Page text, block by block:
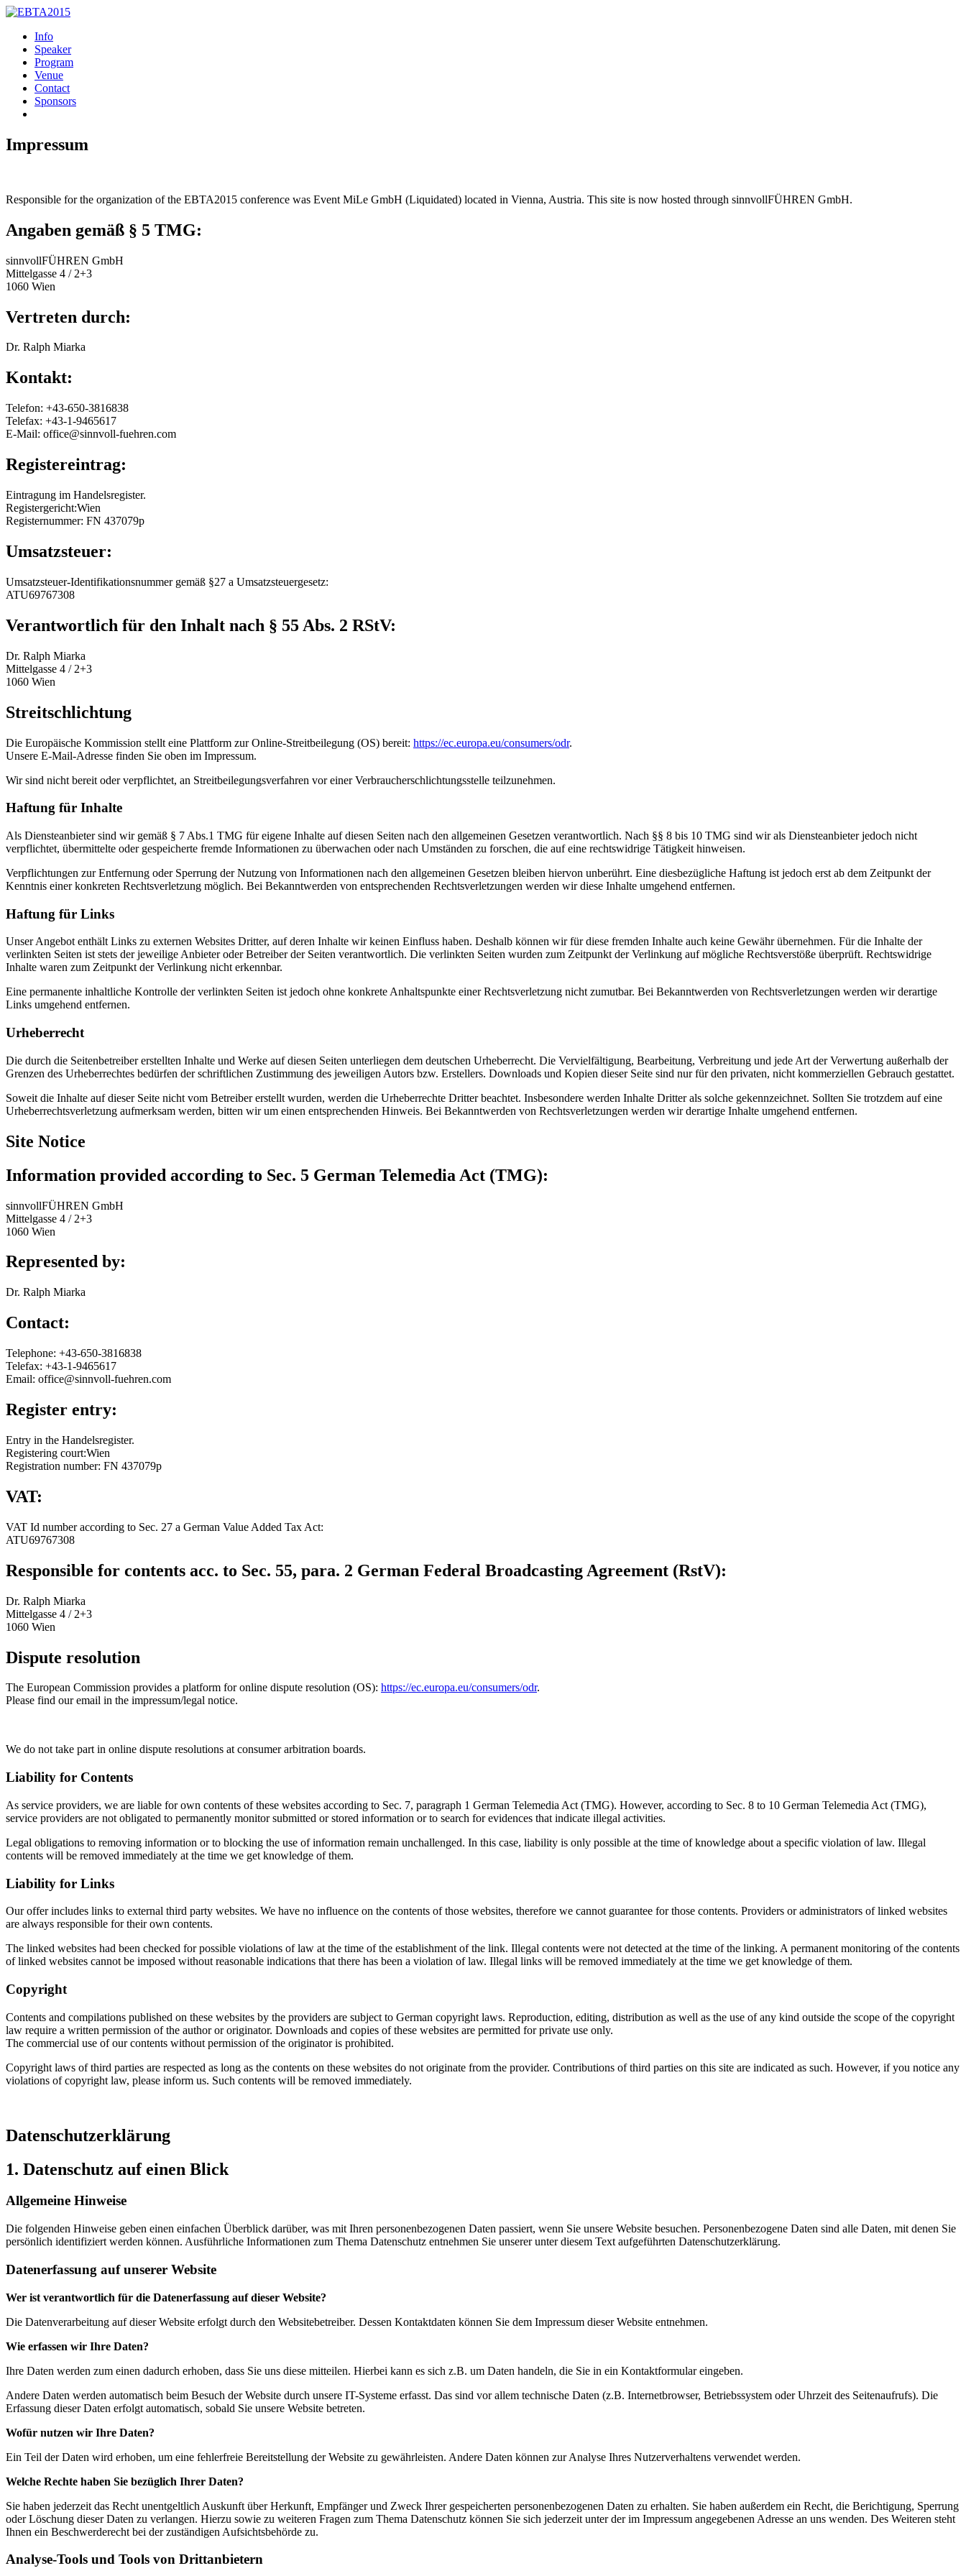
Info
Speaker
Program
Venue
Contact
Sponsors
Impressum
Responsible for the organization of the EBTA2015 conference was Event MiLe GmbH (Liquidated) located in Vienna, Austria. This site is now hosted through sinnvollFÜHREN GmbH.
Angaben gemäß § 5 TMG:
sinnvollFÜHREN GmbH
Mittelgasse 4 / 2+3
1060 Wien
Vertreten durch:
Dr. Ralph Miarka
Kontakt:
Telefon: +43-650-3816838
Telefax: +43-1-9465617
E-Mail: office@sinnvoll-fuehren.com
Registereintrag:
Eintragung im Handelsregister.
Registergericht:Wien
Registernummer: FN 437079p
Umsatzsteuer:
Umsatzsteuer-Identifikationsnummer gemäß §27 a Umsatzsteuergesetz:
ATU69767308
Verantwortlich für den Inhalt nach § 55 Abs. 2 RStV:
Dr. Ralph Miarka
Mittelgasse 4 / 2+3
1060 Wien
Streitschlichtung
Die Europäische Kommission stellt eine Plattform zur Online-Streitbeilegung (OS) bereit: https://ec.europa.eu/consumers/odr.
Unsere E-Mail-Adresse finden Sie oben im Impressum.
Wir sind nicht bereit oder verpflichtet, an Streitbeilegungsverfahren vor einer Verbraucherschlichtungsstelle teilzunehmen.
Haftung für Inhalte
Als Diensteanbieter sind wir gemäß § 7 Abs.1 TMG für eigene Inhalte auf diesen Seiten nach den allgemeinen Gesetzen verantwortlich. Nach §§ 8 bis 10 TMG sind wir als Diensteanbieter jedoch nicht
verpflichtet, übermittelte oder gespeicherte fremde Informationen zu überwachen oder nach Umständen zu forschen, die auf eine rechtswidrige Tätigkeit hinweisen.
Verpflichtungen zur Entfernung oder Sperrung der Nutzung von Informationen nach den allgemeinen Gesetzen bleiben hiervon unberührt. Eine diesbezügliche Haftung ist jedoch erst ab dem Zeitpunkt der
Kenntnis einer konkreten Rechtsverletzung möglich. Bei Bekanntwerden von entsprechenden Rechtsverletzungen werden wir diese Inhalte umgehend entfernen.
Haftung für Links
Unser Angebot enthält Links zu externen Websites Dritter, auf deren Inhalte wir keinen Einfluss haben. Deshalb können wir für diese fremden Inhalte auch keine Gewähr übernehmen. Für die Inhalte der
verlinkten Seiten ist stets der jeweilige Anbieter oder Betreiber der Seiten verantwortlich. Die verlinkten Seiten wurden zum Zeitpunkt der Verlinkung auf mögliche Rechtsverstöße überprüft. Rechtswidrige
Inhalte waren zum Zeitpunkt der Verlinkung nicht erkennbar.
Eine permanente inhaltliche Kontrolle der verlinkten Seiten ist jedoch ohne konkrete Anhaltspunkte einer Rechtsverletzung nicht zumutbar. Bei Bekanntwerden von Rechtsverletzungen werden wir derartige
Links umgehend entfernen.
Urheberrecht
Die durch die Seitenbetreiber erstellten Inhalte und Werke auf diesen Seiten unterliegen dem deutschen Urheberrecht. Die Vervielfältigung, Bearbeitung, Verbreitung und jede Art der Verwertung außerhalb der
Grenzen des Urheberrechtes bedürfen der schriftlichen Zustimmung des jeweiligen Autors bzw. Erstellers. Downloads und Kopien dieser Seite sind nur für den privaten, nicht kommerziellen Gebrauch gestattet.
Soweit die Inhalte auf dieser Seite nicht vom Betreiber erstellt wurden, werden die Urheberrechte Dritter beachtet. Insbesondere werden Inhalte Dritter als solche gekennzeichnet. Sollten Sie trotzdem auf eine
Urheberrechtsverletzung aufmerksam werden, bitten wir um einen entsprechenden Hinweis. Bei Bekanntwerden von Rechtsverletzungen werden wir derartige Inhalte umgehend entfernen.
Site Notice
Information provided according to Sec. 5 German Telemedia Act (TMG):
sinnvollFÜHREN GmbH
Mittelgasse 4 / 2+3
1060 Wien
Represented by:
Dr. Ralph Miarka
Contact:
Telephone: +43-650-3816838
Telefax: +43-1-9465617
Email: office@sinnvoll-fuehren.com
Register entry:
Entry in the Handelsregister.
Registering court:Wien
Registration number: FN 437079p
VAT:
VAT Id number according to Sec. 27 a German Value Added Tax Act:
ATU69767308
Responsible for contents acc. to Sec. 55, para. 2 German Federal Broadcasting Agreement (RstV):
Dr. Ralph Miarka
Mittelgasse 4 / 2+3
1060 Wien
Dispute resolution
The European Commission provides a platform for online dispute resolution (OS): https://ec.europa.eu/consumers/odr.
Please find our email in the impressum/legal notice.
We do not take part in online dispute resolutions at consumer arbitration boards.
Liability for Contents
As service providers, we are liable for own contents of these websites according to Sec. 7, paragraph 1 German Telemedia Act (TMG). However, according to Sec. 8 to 10 German Telemedia Act (TMG),
service providers are not obligated to permanently monitor submitted or stored information or to search for evidences that indicate illegal activities.
Legal obligations to removing information or to blocking the use of information remain unchallenged. In this case, liability is only possible at the time of knowledge about a specific violation of law. Illegal
contents will be removed immediately at the time we get knowledge of them.
Liability for Links
Our offer includes links to external third party websites. We have no influence on the contents of those websites, therefore we cannot guarantee for those contents. Providers or administrators of linked websites
are always responsible for their own contents.
The linked websites had been checked for possible violations of law at the time of the establishment of the link. Illegal contents were not detected at the time of the linking. A permanent monitoring of the contents
of linked websites cannot be imposed without reasonable indications that there has been a violation of law. Illegal links will be removed immediately at the time we get knowledge of them.
Copyright
Contents and compilations published on these websites by the providers are subject to German copyright laws. Reproduction, editing, distribution as well as the use of any kind outside the scope of the copyright
law require a written permission of the author or originator. Downloads and copies of these websites are permitted for private use only.
The commercial use of our contents without permission of the originator is prohibited.
Copyright laws of third parties are respected as long as the contents on these websites do not originate from the provider. Contributions of third parties on this site are indicated as such. However, if you notice any
violations of copyright law, please inform us. Such contents will be removed immediately.
Datenschutzerklärung
1. Datenschutz auf einen Blick
Allgemeine Hinweise
Die folgenden Hinweise geben einen einfachen Überblick darüber, was mit Ihren personenbezogenen Daten passiert, wenn Sie unsere Website besuchen. Personenbezogene Daten sind alle Daten, mit denen Sie
persönlich identifiziert werden können. Ausführliche Informationen zum Thema Datenschutz entnehmen Sie unserer unter diesem Text aufgeführten Datenschutzerklärung.
Datenerfassung auf unserer Website
Wer ist verantwortlich für die Datenerfassung auf dieser Website?
Die Datenverarbeitung auf dieser Website erfolgt durch den Websitebetreiber. Dessen Kontaktdaten können Sie dem Impressum dieser Website entnehmen.
Wie erfassen wir Ihre Daten?
Ihre Daten werden zum einen dadurch erhoben, dass Sie uns diese mitteilen. Hierbei kann es sich z.B. um Daten handeln, die Sie in ein Kontaktformular eingeben.
Andere Daten werden automatisch beim Besuch der Website durch unsere IT-Systeme erfasst. Das sind vor allem technische Daten (z.B. Internetbrowser, Betriebssystem oder Uhrzeit des Seitenaufrufs). Die
Erfassung dieser Daten erfolgt automatisch, sobald Sie unsere Website betreten.
Wofür nutzen wir Ihre Daten?
Ein Teil der Daten wird erhoben, um eine fehlerfreie Bereitstellung der Website zu gewährleisten. Andere Daten können zur Analyse Ihres Nutzerverhaltens verwendet werden.
Welche Rechte haben Sie bezüglich Ihrer Daten?
Sie haben jederzeit das Recht unentgeltlich Auskunft über Herkunft, Empfänger und Zweck Ihrer gespeicherten personenbezogenen Daten zu erhalten. Sie haben außerdem ein Recht, die Berichtigung, Sperrung
oder Löschung dieser Daten zu verlangen. Hierzu sowie zu weiteren Fragen zum Thema Datenschutz können Sie sich jederzeit unter der im Impressum angegebenen Adresse an uns wenden. Des Weiteren steht
Ihnen ein Beschwerderecht bei der zuständigen Aufsichtsbehörde zu.
Analyse-Tools und Tools von Drittanbietern